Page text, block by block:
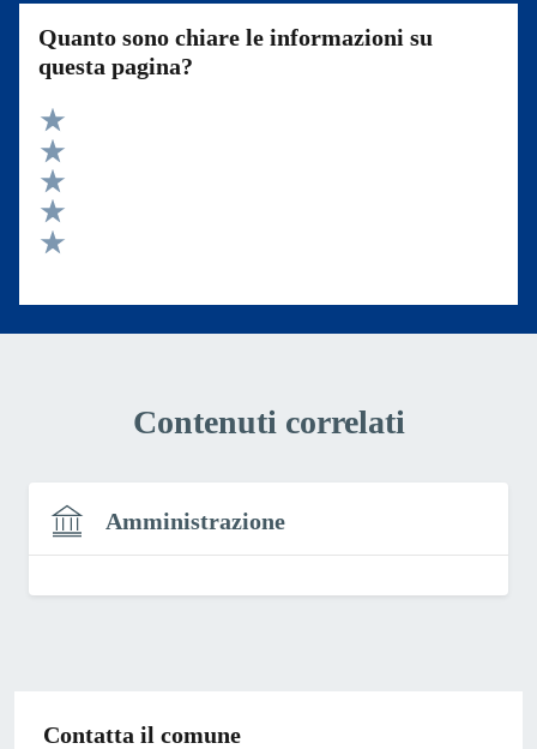
Quanto sono chiare le informazioni su
questa pagina?
Valuta 5 stelle su 5
Valuta 4 stelle su 5
Valuta 3 stelle su 5
Valuta 2 stelle su 5
Contenuti correlati
Amministrazione
Contatta il comune